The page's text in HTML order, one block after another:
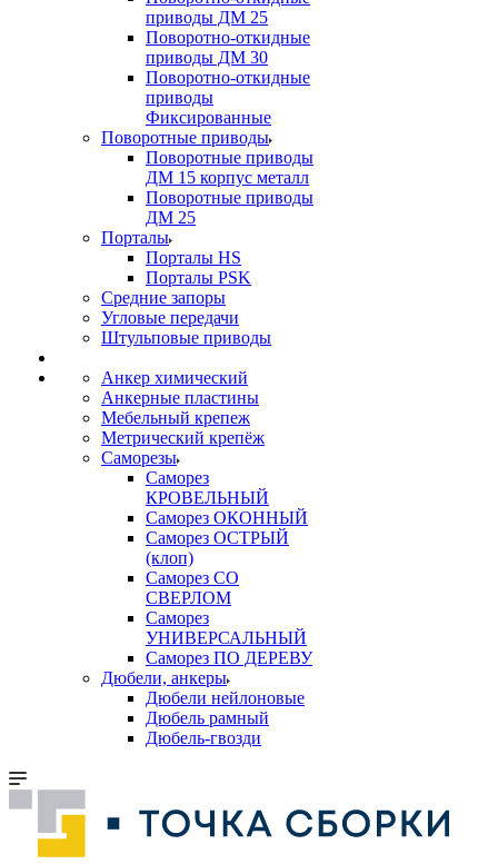
приводы ДМ 25
Поворотно-откидные
приводы ДМ 30
Поворотно-откидные
приводы
Фиксированные
Поворотные приводы
Поворотные приводы
ДМ 15 корпус металл
Поворотные приводы
ДМ 25
Порталы
Порталы HS
Порталы PSK
Средние запоры
Угловые передачи
Штульповые приводы
Анкер химический
Анкерные пластины
Мебельный крепеж
Метрический крепёж
Саморезы
Саморез
КРОВЕЛЬНЫЙ
Саморез ОКОННЫЙ
Саморез ОСТРЫЙ
(клоп)
Саморез СО
СВЕРЛОМ
Саморез
УНИВЕРСАЛЬНЫЙ
Саморез ПО ДЕРЕВУ
Дюбели, анкеры
Дюбели нейлоновые
Дюбель рамный
Дюбель-гвозди